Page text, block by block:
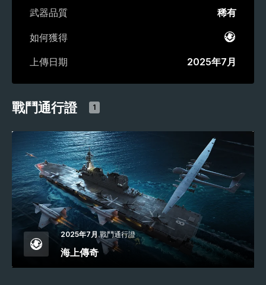
武器品質 稀有
如何獲得
戰鬥通
上傳日期
2025年7月
戰鬥通行證 1
2025年7月 戰鬥通行證
海上傳奇